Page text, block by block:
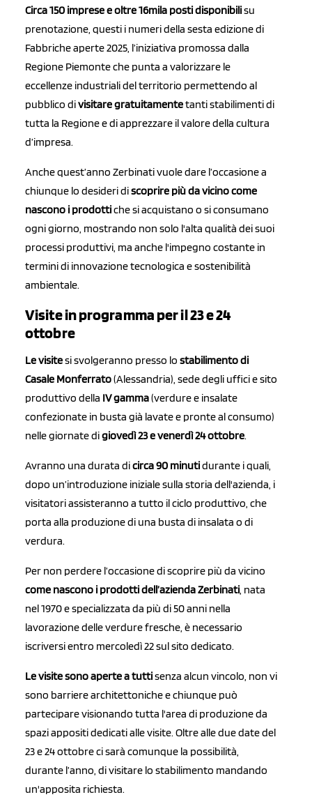
Circa 150 imprese e oltre 16mila posti disponibilisu
prenotazione, questi i numeri della sesta edizione di
Fabbriche aperte 2025, l’iniziativa promossa dalla
Regione Piemonte che punta a valorizzare le
eccellenze industriali del territorio permettendo al
pubblico divisitaregratuitamentetanti stabilimenti di
tutta la Regione e di apprezzare il valore della cultura
d’impresa.
Anche quest’anno Zerbinati vuole dare l’occasione a
chiunque lo desideri discoprire più da vicino come
nascono i prodottiche si acquistano o si consumano
ogni giorno, mostrando non solo l'alta qualità dei suoi
processi produttivi, ma anche l'impegno costante in
termini di innovazione tecnologica e sostenibilità
ambientale.
Visite in programma per il 23 e 24
ottobre
Le visitesi svolgeranno presso lo stabilimento di
Casale Monferrato(Alessandria), sede degli uffici e sito
produttivo della IV gamma(verdure e insalate
confezionate in busta già lavate e pronte al consumo)
nelle giornate digiovedì 23 e venerdì 24 ottobre.
Avranno una durata dicirca 90 minutidurante i quali,
dopo un’introduzione iniziale sulla storia dell'azienda, i
visitatori assisteranno a tutto il ciclo produttivo, che
porta alla produzione di una busta di insalata o di
verdura.
Per non perdere l’occasione di scoprire più da vicino
come nascono i prodotti dell’azienda Zerbinati, nata
nel 1970 e specializzata da più di 50 anni nella
lavorazione delle verdure fresche, è necessario
iscriversi entro mercoledì 22 sul sito dedicato.
Le visite sono aperte a tuttisenza alcun vincolo, non vi
sono barriere architettoniche e chiunque può
partecipare visionando tutta l'area di produzione da
spazi appositi dedicati alle visite. Oltre alle due date del
23 e 24 ottobre ci sarà comunque la possibilità,
durante l’anno, di visitare lo stabilimento mandando
un'apposita richiesta.